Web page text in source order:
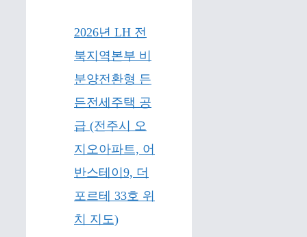
2026년 LH 전
북지역본부 비
분양전환형 든
든전세주택 공
급 (전주시 오
지오아파트, 어
반스테이9, 더
포르테 33호 위
치 지도)